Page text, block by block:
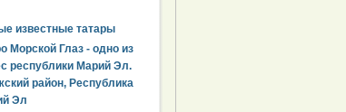
известные татары
Морской Глаз - одно из
республики Марий Эл.
район, Республика
Эл